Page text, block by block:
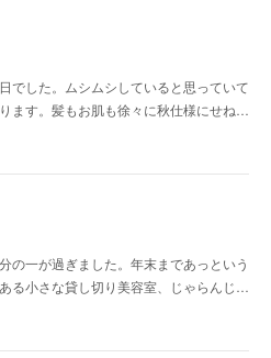
でした。ムシムシしていると思っていて
ます。髪もお肌も徐々に秋仕様にせね…
の一が過ぎました。年末まであっという
る小さな貸し切り美容室、じゃらんじ…